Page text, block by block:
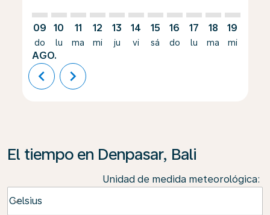
09
do
AGO.
10
lu
11
ma
12
mi
13
ju
14
vi
15
sá
16
do
17
lu
18
ma
19
mi
chevron_left chevron_right
El tiempo en Denpasar, Bali
Unidad de medida meteorológica:
Celsius
keyboard_arrow_down